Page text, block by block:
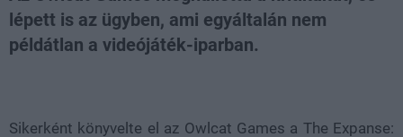
lépett is az ügyben, ami egyáltalán nem
példátlan a videójáték-iparban.
Sikerként könyvelte el az Owlcat Games a The Expanse: